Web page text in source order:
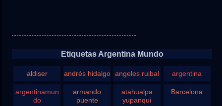
Etiquetas Argentina Mundo
aldiser andrés hidalgo angeles ruibal argentina
argentinamun
do
armando
puente
atahualpa
yupanqui
Barcelona